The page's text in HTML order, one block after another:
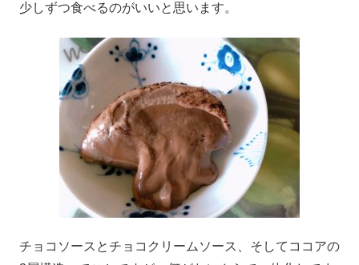
少しずつ食べるのがいいと思います。
チョコソースとチョコクリームソース、そしてココアの